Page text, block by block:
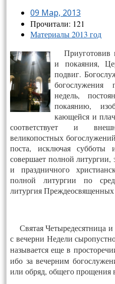
09 Мар, 2013
Прочитали: 121
Материалы 2013 год
Приуготовив
и покаяния,
подвиг.
богослужения
недель,
покаянию,
кающейся и
соответствует и
великопостных
поста, исключая субботы
совершает полной литургии,
и праздничного
полной литургии по
литургия
Святая Четыредесятница
с вечерни Недели
называется еще в
ибо за вечерним
или обряд, общего прощения